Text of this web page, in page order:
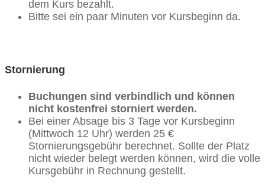
dem Kurs bezahlt.
Bitte sei ein paar Minuten vor Kursbeginn da.
Stornierung
Buchungen sind verbindlich und können
nicht kostenfrei storniert werden.
Bei einer Absage bis 3 Tage vor Kursbeginn
(Mittwoch 12 Uhr) werden 25 €
Stornierungsgebühr berechnet. Sollte der Platz
nicht wieder belegt werden können, wird die volle
Kursgebühr in Rechnung gestellt.